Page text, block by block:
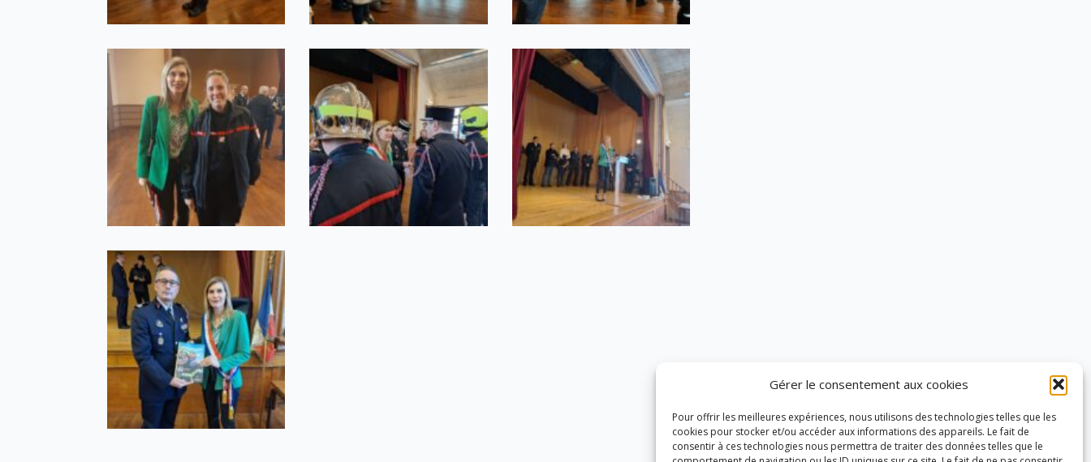
Gérer le consentement aux cookies
Pour offrir les meilleures expériences, nous utilisons des technologies telles que les
cookies pour stocker et/ou accéder aux informations des appareils. Le fait de
consentir à ces technologies nous permettra de traiter des données telles que le